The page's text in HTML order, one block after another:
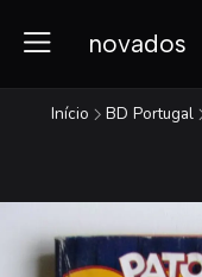
novados
Início BD Portugal